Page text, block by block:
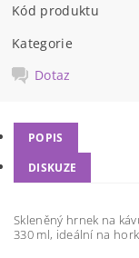
Kód produktu
Kategorie
Dotaz
POPIS
DISKUZE
Skleněný hrnek na
330 ml, ideální na